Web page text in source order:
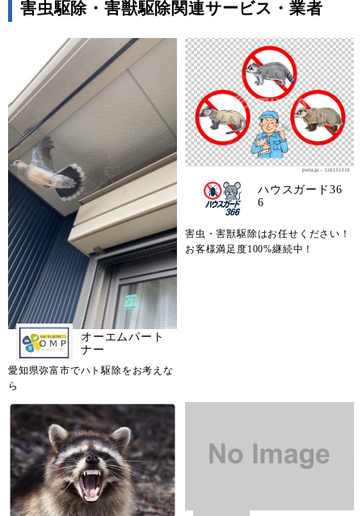
害虫駆除・害獣駆除関連サービス・業者
オーエムパート
ナー
愛知県弥富市でハト駆除をお考えな
ら
ハウスガード36
6
害虫・害獣駆除はお任せください！
お客様満足度100%継続中！